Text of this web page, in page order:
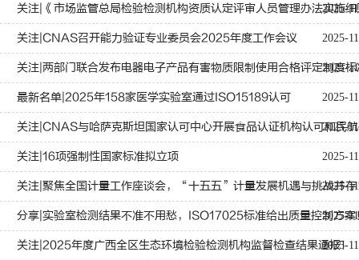
关注|《市场监管总局检验检测机构资质认定评审人员管理办法实施
2025-
关注|CNAS召开能力验证专业委员会2025年度工作会议 2025-
关注|两部门联合发布电器电子产品有害物质限制使用合格评定制度
2025-
最新名单|2025年158家医学实验室通过ISO15189认可 2025-
关注|CNAS与哈萨克斯坦国家认可中心开展食品认证机构认可和民
2025-
关注|16项强制性国家标准拟立项 2025-
关注|聚焦全国计量工作座谈会，“十五五”计量发展机遇与挑战并存
2025-
分享|实验室检测结果不准不用愁，ISO17025标准给出质量控制方案
2025-
关注|2025年度广西全区生态环境检验检测机构监督检查结果通报！
2025-